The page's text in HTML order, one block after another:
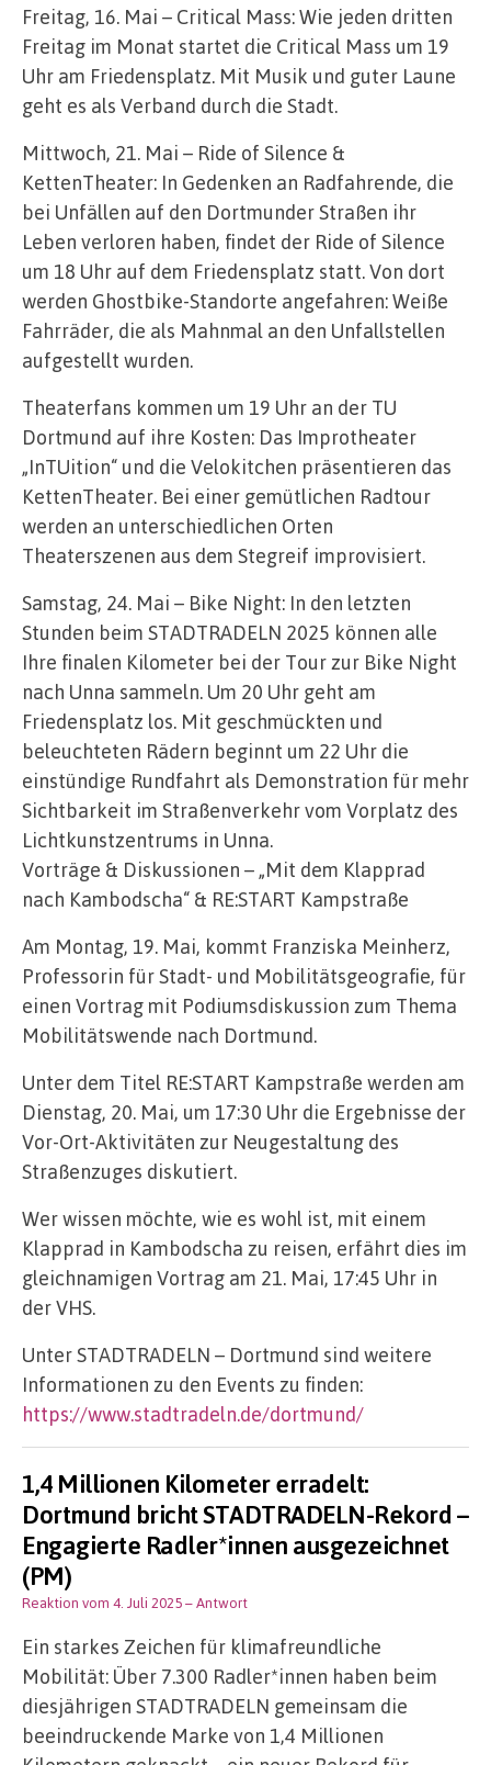
Freitag, 16. Mai – Critical Mass: Wie jeden dritten
Freitag im Monat startet die Critical Mass um 19
Uhr am Friedensplatz. Mit Musik und guter Laune
geht es als Verband durch die Stadt.
Mittwoch, 21. Mai – Ride of Silence &
KettenTheater: In Gedenken an Radfahrende, die
bei Unfällen auf den Dortmunder Straßen ihr
Leben verloren haben, findet der Ride of Silence
um 18 Uhr auf dem Friedensplatz statt. Von dort
werden Ghostbike-Standorte angefahren: Weiße
Fahrräder, die als Mahnmal an den Unfallstellen
aufgestellt wurden.
Theaterfans kommen um 19 Uhr an der TU
Dortmund auf ihre Kosten: Das Improtheater
„InTUition“ und die Velokitchen präsentieren das
KettenTheater. Bei einer gemütlichen Radtour
werden an unterschiedlichen Orten
Theaterszenen aus dem Stegreif improvisiert.
Samstag, 24. Mai – Bike Night: In den letzten
Stunden beim STADTRADELN 2025 können alle
Ihre finalen Kilometer bei der Tour zur Bike Night
nach Unna sammeln. Um 20 Uhr geht am
Friedensplatz los. Mit geschmückten und
beleuchteten Rädern beginnt um 22 Uhr die
einstündige Rundfahrt als Demonstration für mehr
Sichtbarkeit im Straßenverkehr vom Vorplatz des
Lichtkunstzentrums in Unna.
Vorträge & Diskussionen – „Mit dem Klapprad
nach Kambodscha“ & RE:START Kampstraße
Am Montag, 19. Mai, kommt Franziska Meinherz,
Professorin für Stadt- und Mobilitätsgeografie, für
einen Vortrag mit Podiumsdiskussion zum Thema
Mobilitätswende nach Dortmund.
Unter dem Titel RE:START Kampstraße werden am
Dienstag, 20. Mai, um 17:30 Uhr die Ergebnisse der
Vor-Ort-Aktivitäten zur Neugestaltung des
Straßenzuges diskutiert.
Wer wissen möchte, wie es wohl ist, mit einem
Klapprad in Kambodscha zu reisen, erfährt dies im
gleichnamigen Vortrag am 21. Mai, 17:45 Uhr in
der VHS.
Unter STADTRADELN – Dortmund sind weitere
Informationen zu den Events zu finden:
https://www.stadtradeln.de/dortmund/
1,4 Millionen Kilometer erradelt:
Dortmund bricht STADTRADELN-Rekord –
Engagierte Radler*innen ausgezeichnet
(PM)
Reaktion vom 4. Juli 2025– Antwort
Ein starkes Zeichen für klimafreundliche
Mobilität: Über 7.300 Radler*innen haben beim
diesjährigen STADTRADELN gemeinsam die
beeindruckende Marke von 1,4 Millionen